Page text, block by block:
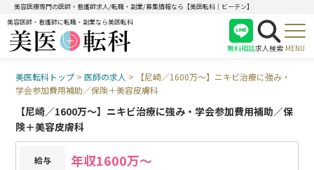
美容医療専門の医師・看護師求人/転職・副業/募集情報なら【美医転科｜ビーテン】
美容医師・看護師に転職・副業なら美医転科
無料相談
医師
求人検索 MENU
美医転科トップ >医師の求人 >
【尼崎／1600万〜】ニキビ治療に強み・
学会参加費用補助／保険＋美容皮膚科
【尼崎／1600万〜】ニキビ治療に強み・学会参加費用補助／保
険＋美容皮膚科
給与 年収1600万〜